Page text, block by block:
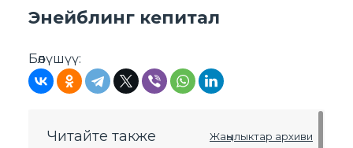
Энейблинг кепитал
Бөлүшүү:
Читайте также Жаңылыктар архиви